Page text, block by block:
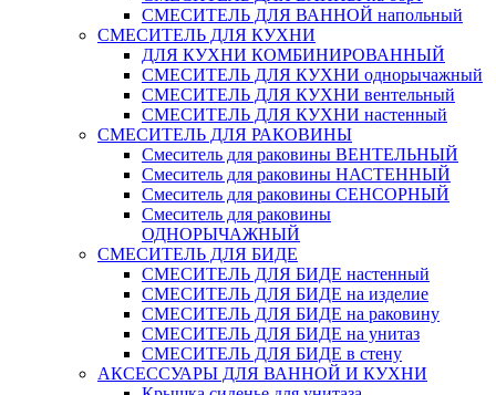
СМЕСИТЕЛЬ ДЛЯ ВАННОЙ напольный
СМЕСИТЕЛЬ ДЛЯ КУХНИ
ДЛЯ КУХНИ КОМБИНИРОВАННЫЙ
СМЕСИТЕЛЬ ДЛЯ КУХНИ однорычажный
СМЕСИТЕЛЬ ДЛЯ КУХНИ вентельный
СМЕСИТЕЛЬ ДЛЯ КУХНИ настенный
СМЕСИТЕЛЬ ДЛЯ РАКОВИНЫ
Смеситель для раковины ВЕНТЕЛЬНЫЙ
Смеситель для раковины НАСТЕННЫЙ
Смеситель для раковины СЕНСОРНЫЙ
Смеситель для раковины
ОДНОРЫЧАЖНЫЙ
СМЕСИТЕЛЬ ДЛЯ БИДЕ
СМЕСИТЕЛЬ ДЛЯ БИДЕ настенный
СМЕСИТЕЛЬ ДЛЯ БИДЕ на изделие
СМЕСИТЕЛЬ ДЛЯ БИДЕ на раковину
СМЕСИТЕЛЬ ДЛЯ БИДЕ на унитаз
СМЕСИТЕЛЬ ДЛЯ БИДЕ в стену
АКСЕССУАРЫ ДЛЯ ВАННОЙ И КУХНИ